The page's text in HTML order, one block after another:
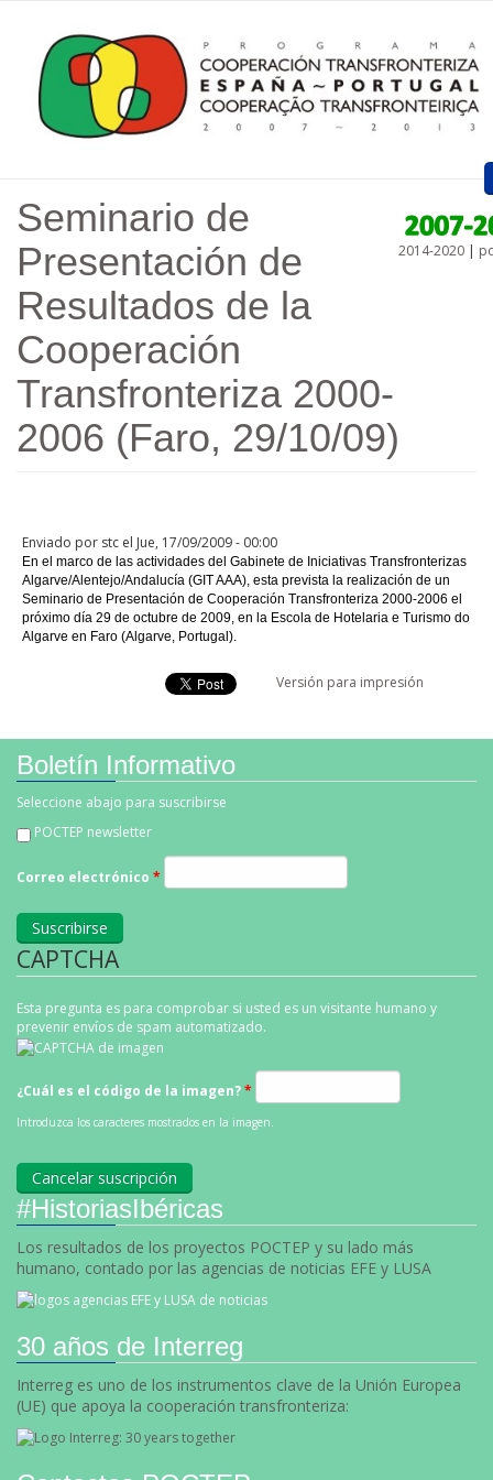
Presentación
Proyectos Aprobados
Convocatorias
Procedimientos
Regiones
Enlaces
2014-2020 |
Seminario de
Presentación de
Resultados de la
Cooperación
Transfronteriza 2000-
2006 (Faro, 29/10/09)
Enviado por stc el Jue, 17/09/2009 - 00:00
En el marco de las actividades del Gabinete de Iniciativas Transfronterizas
Algarve/Alentejo/Andalucía (GIT AAA), esta prevista la realización de un
Seminario de Presentación de Cooperación Transfronteriza 2000-2006 el
próximo día 29 de octubre de 2009, en la Escola de Hotelaria e Turismo do
Algarve en Faro (Algarve, Portugal).
Versión para impresión
Boletín Informativo
Seleccione abajo para suscribirse
POCTEP newsletter
Correo electrónico *
CAPTCHA
Esta pregunta es para comprobar si usted es un visitante humano y
prevenir envíos de spam automatizado.
¿Cuál es el código de la imagen?*
Introduzca los caracteres mostrados en la imagen.
#HistoriasIbéricas
Los resultados de los proyectos POCTEP y su lado más
humano, contado por las agencias de noticias EFE y LUSA
30 años de Interreg
Interreg es uno de los instrumentos clave de la Unión Europea
(UE) que apoya la cooperación transfronteriza: